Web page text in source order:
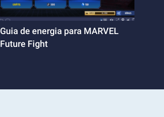
Guia de energia para MARVEL
Future Fight